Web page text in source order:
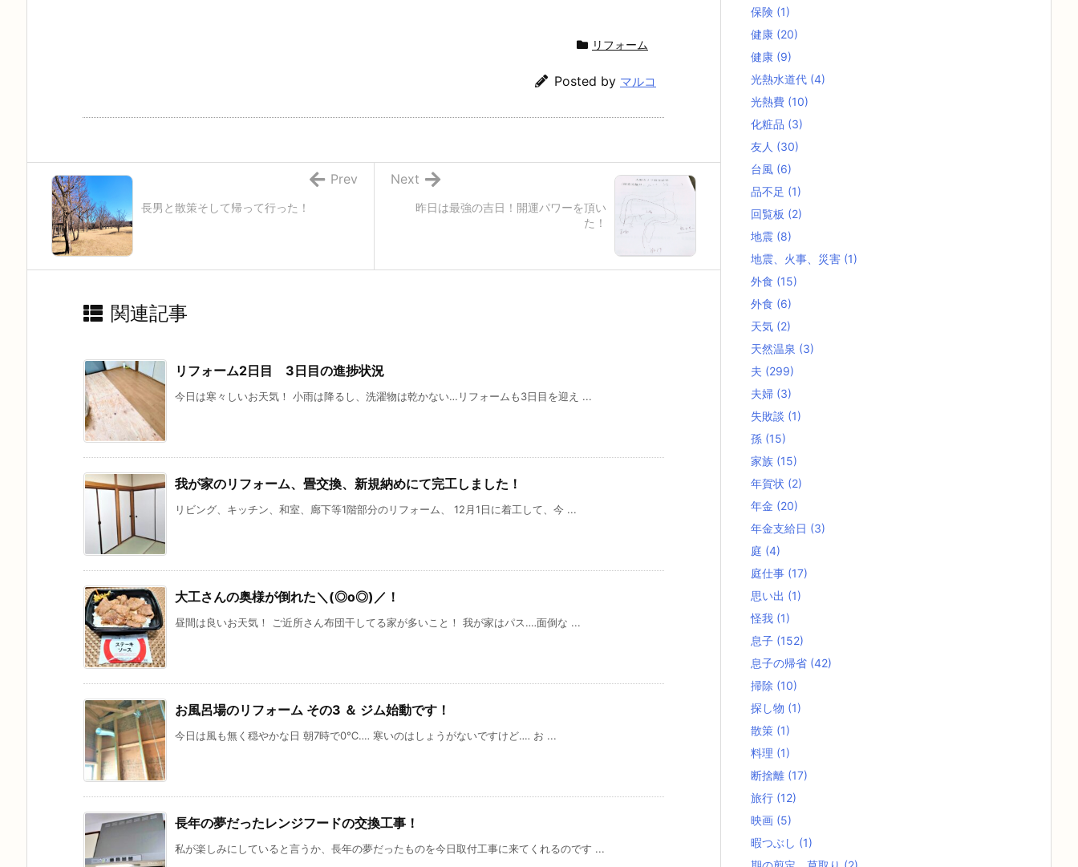
リフォーム
Posted by マルコ
昨日は最強の吉日！開運パワーを頂い
た！
Next
長男と散策そして帰って行った！
Prev
関連記事
リフォーム2日目 3日目の進捗状況
今日は寒々しいお天気！ 小雨は降るし、洗濯物は乾かない…リフォームも3日目を迎え ...
我が家のリフォーム、畳交換、新規納めにて完工しました！
リビング、キッチン、和室、廊下等1階部分のリフォーム、 12月1日に着工して、今 ...
大工さんの奥様が倒れた＼(◎o◎)／！
昼間は良いお天気！ ご近所さん布団干してる家が多いこと！ 我が家はパス‥‥面倒な ...
お風呂場のリフォーム その3 ＆ ジム始動です！
今日は風も無く穏やかな日 朝7時で0℃‥‥ 寒いのはしょうがないですけど‥‥ お ...
長年の夢だったレンジフードの交換工事！
私が楽しみにしていると言うか、長年の夢だったものを今日取付工事に来てくれるのです ...
保険 (1)
健康 (20)
健康 (9)
光熱水道代 (4)
光熱費 (10)
化粧品 (3)
友人 (30)
台風 (6)
品不足 (1)
回覧板 (2)
地震 (8)
地震、火事、災害 (1)
外食 (15)
外食 (6)
天気 (2)
天然温泉 (3)
夫 (299)
夫婦 (3)
失敗談 (1)
孫 (15)
家族 (15)
年賀状 (2)
年金 (20)
年金支給日 (3)
庭 (4)
庭仕事 (17)
思い出 (1)
怪我 (1)
息子 (152)
息子の帰省 (42)
掃除 (10)
探し物 (1)
散策 (1)
料理 (1)
断捨離 (17)
旅行 (12)
映画 (5)
暇つぶし (1)